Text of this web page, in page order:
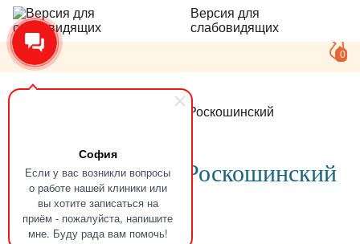
София
Если у вас возникли вопросы
о работе нашей клиники или
вы хотите записаться на
приём - пожалуйста, напишите
мне. Буду рада вам помочь!
Версия для
слабовидящих
0
Максим Роскошинский
ОтзывМаксим Роскошинский
25.05.2021